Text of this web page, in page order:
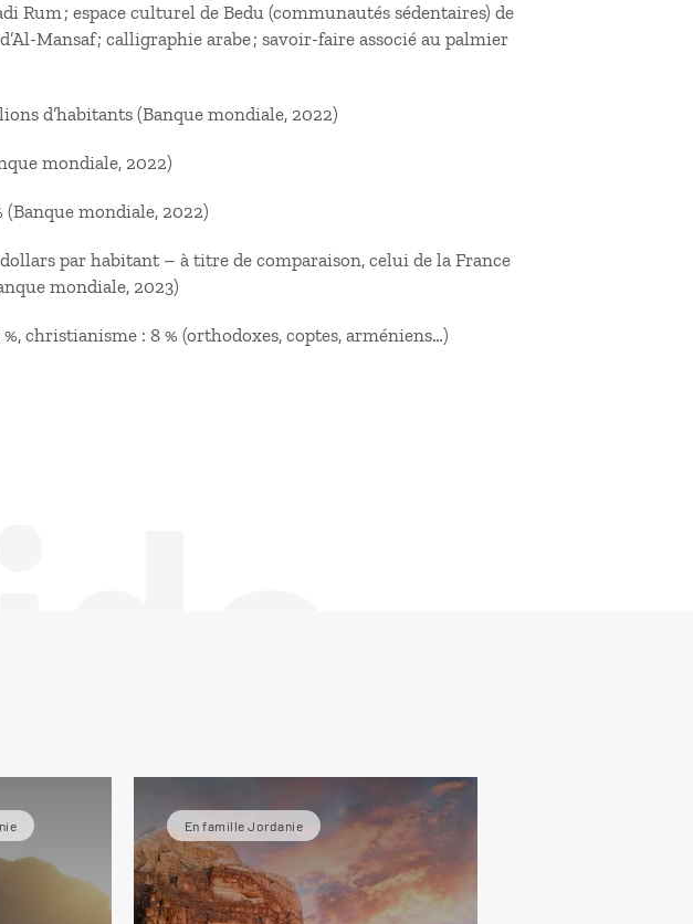
Rum ; espace culturel de Bedu (communautés sédentaires) de
Mansaf ; calligraphie arabe ; savoir-faire associé au palmier
d’habitants (Banque mondiale, 2022)
mondiale, 2022)
(Banque mondiale, 2022)
par habitant – à titre de comparaison, celui de la France
mondiale, 2023)
christianisme : 8 % (orthodoxes, coptes, arméniens…)
En famille Jordanie